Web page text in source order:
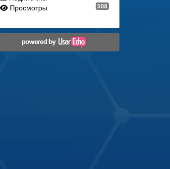
508
Просмотры